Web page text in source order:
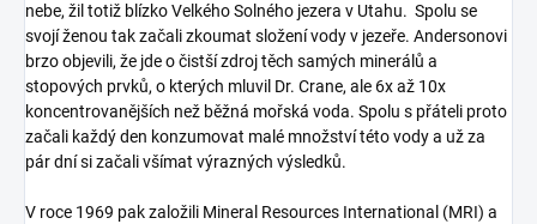
nebe, žil totiž blízko Velkého Solného jezera v Utahu. Spolu se
svojí ženou tak začali zkoumat složení vody v jezeře. Andersonovi
brzo objevili, že jde o čistší zdroj těch samých minerálů a
stopových prvků, o kterých mluvil Dr. Crane, ale 6x až 10x
koncentrovanějších než běžná mořská voda. Spolu s přáteli proto
začali každý den konzumovat malé množství této vody a už za
pár dní si začali všímat výrazných výsledků.
V roce 1969 pak založili Mineral Resources International (MRI) a